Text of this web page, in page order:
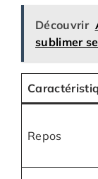
Découvrir
sublimer
Repos